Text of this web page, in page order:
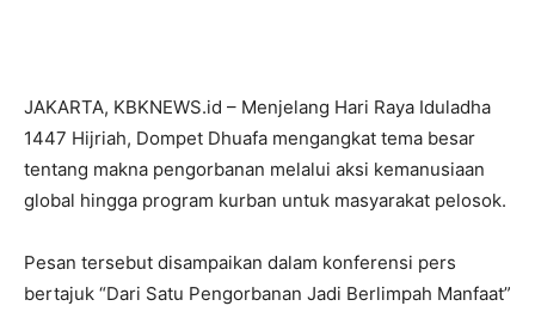
JAKARTA, KBKNEWS.id – Menjelang Hari Raya Iduladha
1447 Hijriah, Dompet Dhuafa mengangkat tema besar
tentang makna pengorbanan melalui aksi kemanusiaan
global hingga program kurban untuk masyarakat pelosok.
Pesan tersebut disampaikan dalam konferensi pers
bertajuk “Dari Satu Pengorbanan Jadi Berlimpah Manfaat”